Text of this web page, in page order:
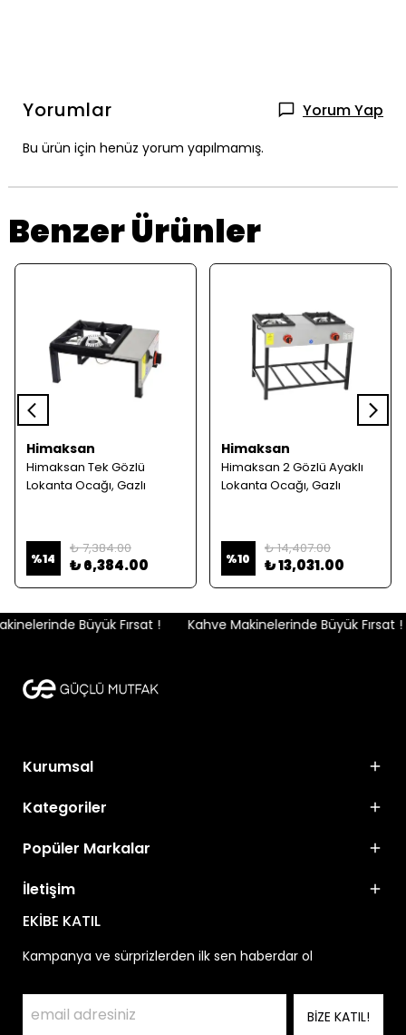
Yorumlar Yorum Yap
Bu ürün için henüz yorum yapılmamış.
Benzer Ürünler
Himaksan
Himaksan Tek Gözlü
Lokanta Ocağı, Gazlı
%14
₺ 7,384.00
₺ 6,384.00
Himaksan
Himaksan 2 Gözlü Ayaklı
Lokanta Ocağı, Gazlı
%10
₺ 14,407.00
₺ 13,031.00
Büyük Fırsat ! Kahve Makinelerinde Büyük Fırsat !
Kurumsal
Kategoriler
Popüler Markalar
İletişim
EKİBE KATIL
Kampanya ve sürprizlerden ilk sen haberdar ol
BİZE KATIL!